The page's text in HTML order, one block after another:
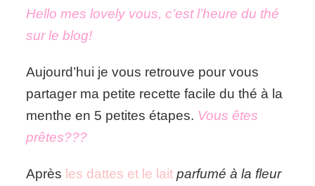
du
jour:
fameux
thé
Hello mes lovely vous, c’est l’heure du thé
sur le blog!
Aujourd’hui je vous retrouve pour vous
partager ma petite recette facile du thé à la
menthe en 5 petites étapes. Vous êtes
prêtes???
Après les dattes et le lait parfumé à la fleur